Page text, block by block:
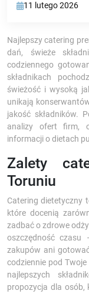
11 lutego 2026
Najlepszy catering
dań, świeże
codziennego
składnikach
świeżość i wysoką
unikają
jakość składników.
analizy ofert firm,
informacji o dietach
Zalety
Toruniu
Catering dietetyczny
które docenią
zadbać o zdrowe
oszczędność czasu
zakupów ani
codziennie pod
najlepszych
propozycja dla osób,